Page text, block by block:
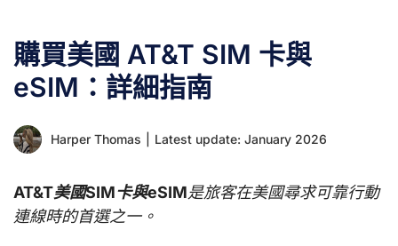
購買美國 AT&T SIM 卡與
eSIM：詳細指南
Harper Thomas Latest update: January 2026
AT&T美國SIM卡與eSIM是旅客在美國尋求可靠行動
連線時的首選之一。